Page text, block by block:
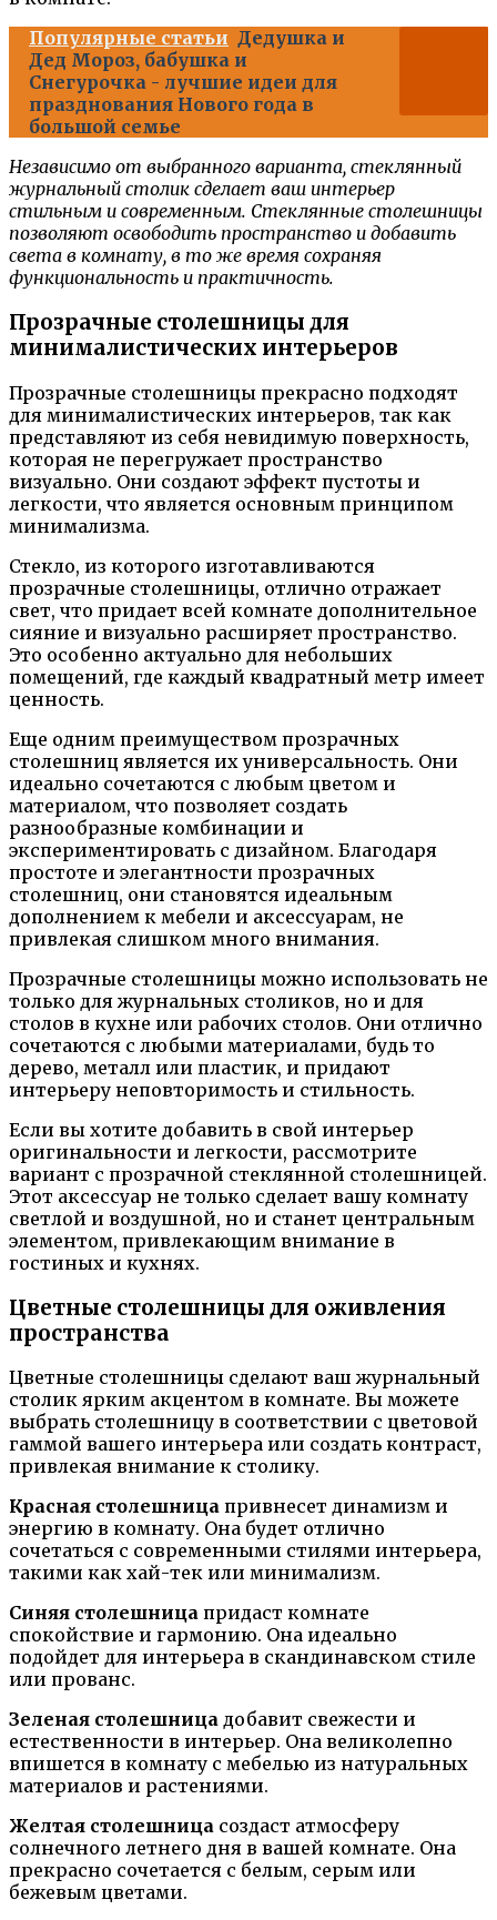
Популярные статьи Дедушка и
Дед Мороз, бабушка и
Снегурочка - лучшие идеи для
празднования Нового года в
большой семье
Независимо от выбранного варианта, стеклянный
журнальный столик сделает ваш интерьер
стильным и современным. Стеклянные столешницы
позволяют освободить пространство и добавить
света в комнату, в то же время сохраняя
функциональность и практичность.
Прозрачные столешницы для
минималистических интерьеров
Прозрачные столешницы прекрасно подходят
для минималистических интерьеров, так как
представляют из себя невидимую поверхность,
которая не перегружает пространство
визуально. Они создают эффект пустоты и
легкости, что является основным принципом
минимализма.
Стекло, из которого изготавливаются
прозрачные столешницы, отлично отражает
свет, что придает всей комнате дополнительное
сияние и визуально расширяет пространство.
Это особенно актуально для небольших
помещений, где каждый квадратный метр имеет
ценность.
Еще одним преимуществом прозрачных
столешниц является их универсальность. Они
идеально сочетаются с любым цветом и
материалом, что позволяет создать
разнообразные комбинации и
экспериментировать с дизайном. Благодаря
простоте и элегантности прозрачных
столешниц, они становятся идеальным
дополнением к мебели и аксессуарам, не
привлекая слишком много внимания.
Прозрачные столешницы можно использовать не
только для журнальных столиков, но и для
столов в кухне или рабочих столов. Они отлично
сочетаются с любыми материалами, будь то
дерево, металл или пластик, и придают
интерьеру неповторимость и стильность.
Если вы хотите добавить в свой интерьер
оригинальности и легкости, рассмотрите
вариант с прозрачной стеклянной столешницей.
Этот аксессуар не только сделает вашу комнату
светлой и воздушной, но и станет центральным
элементом, привлекающим внимание в
гостиных и кухнях.
Цветные столешницы для оживления
пространства
Цветные столешницы сделают ваш журнальный
столик ярким акцентом в комнате. Вы можете
выбрать столешницу в соответствии с цветовой
гаммой вашего интерьера или создать контраст,
привлекая внимание к столику.
Красная столешница привнесет динамизм и
энергию в комнату. Она будет отлично
сочетаться с современными стилями интерьера,
такими как хай-тек или минимализм.
Синяя столешница придаст комнате
спокойствие и гармонию. Она идеально
подойдет для интерьера в скандинавском стиле
или прованс.
Зеленая столешница добавит свежести и
естественности в интерьер. Она великолепно
впишется в комнату с мебелью из натуральных
материалов и растениями.
Желтая столешница создаст атмосферу
солнечного летнего дня в вашей комнате. Она
прекрасно сочетается с белым, серым или
бежевым цветами.